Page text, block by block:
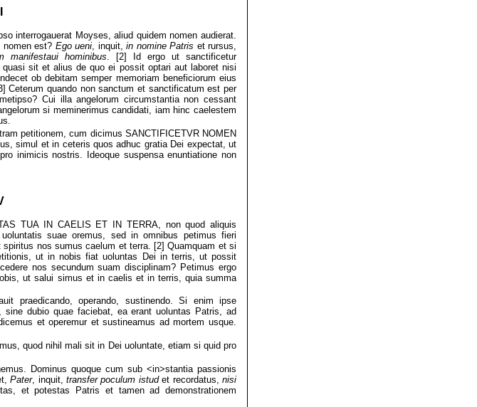
interrogauerat Moyses, aliud quidem nomen audierat.
est? Ego ueni, inquit, in nomine Patris et rursus,
manifestaui hominibus. [2] Id ergo ut sanctificetur
sit et alius de quo ei possit optari aut laboret nisi
ob debitam semper memoriam beneficiorum eius
Ceterum quando non sanctum et sanctificatum est per
Cui illa angelorum circumstantia non cessant
si meminerimus candidati, iam hinc caelestem
petitionem, cum dicimus SANCTIFICETVR NOMEN
simul et in ceteris quos adhuc gratia Dei expectat, ut
inimicis nostris. Ideoque suspensa enuntiatione non
TUA IN CAELIS ET IN TERRA, non quod aliquis
suae oremus, sed in omnibus petimus fieri
nos sumus caelum et terra. [2] Quamquam et si
ut in nobis fiat uoluntas Dei in terris, ut possit
nos secundum suam disciplinam? Petimus ergo
ut salui simus et in caelis et in terris, quia summa
praedicando, operando, sustinendo. Si enim ipse
dubio quae faciebat, ea erant uoluntas Patris, ad
et operemur et sustineamus ad mortem usque.
quod nihil mali sit in Dei uoluntate, etiam si quid pro
Dominus quoque cum sub <in>stantia passionis
Pater, inquit,transfer poculum istudet recordatus,nisi
et potestas Patris et tamen ad demonstrationem